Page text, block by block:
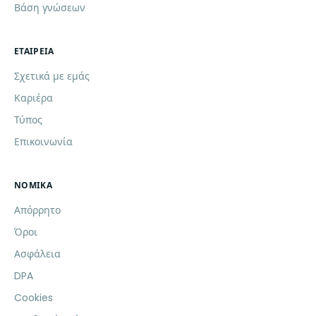
Βάση γνώσεων
ΕΤΑΙΡΕΊΑ
Σχετικά με εμάς
Καριέρα
Τύπος
Επικοινωνία
ΝΟΜΙΚΆ
Απόρρητο
Όροι
Ασφάλεια
DPA
Cookies